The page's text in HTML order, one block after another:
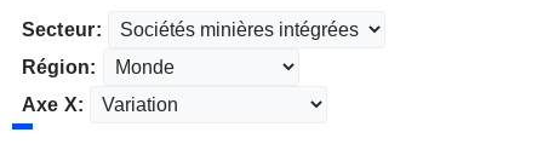
Secteur:
Région:
Axe X: